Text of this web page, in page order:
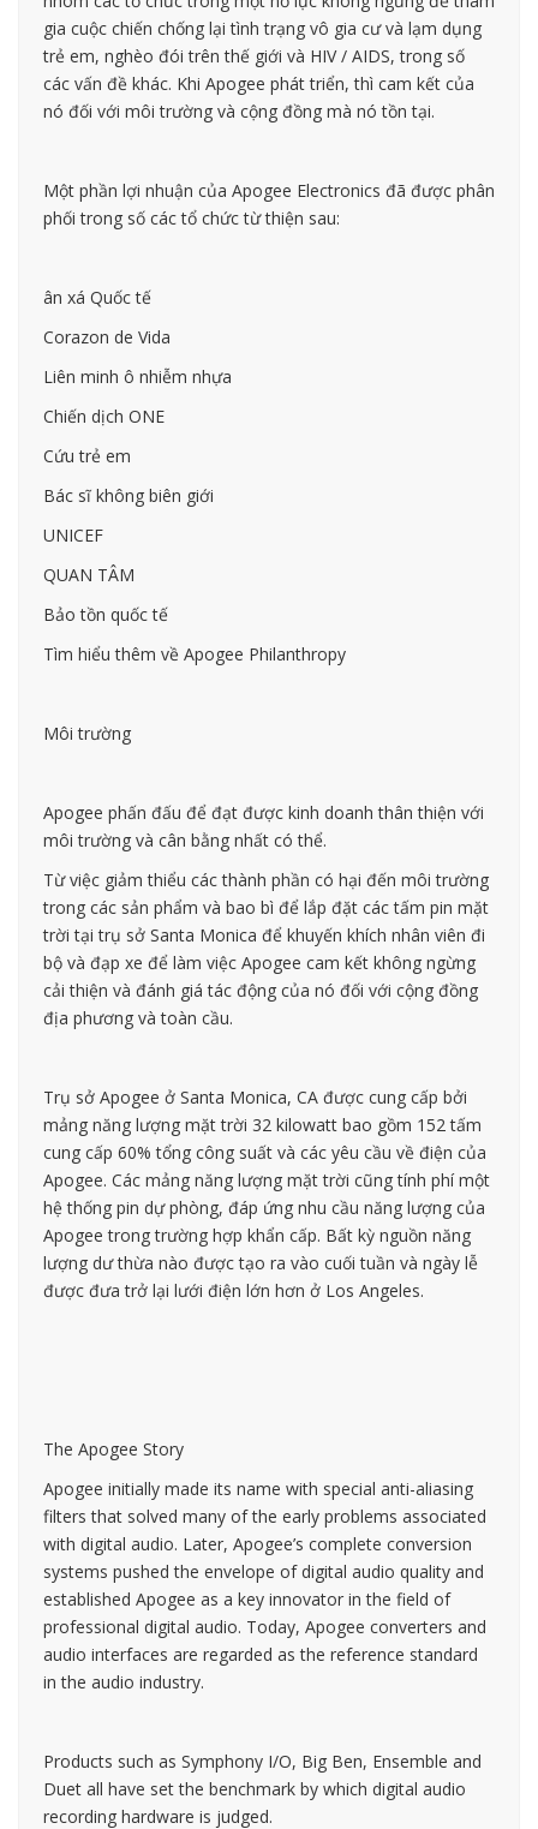
gia cuộc chiến chống lại tình trạng vô gia cư và lạm dụng
trẻ em, nghèo đói trên thế giới và HIV / AIDS, trong số
các vấn đề khác. Khi Apogee phát triển, thì cam kết của
nó đối với môi trường và cộng đồng mà nó tồn tại.
Một phần lợi nhuận của Apogee Electronics đã được phân
phối trong số các tổ chức từ thiện sau:
ân xá Quốc tế
Corazon de Vida
Liên minh ô nhiễm nhựa
Chiến dịch ONE
Cứu trẻ em
Bác sĩ không biên giới
UNICEF
QUAN TÂM
Bảo tồn quốc tế
Tìm hiểu thêm về Apogee Philanthropy
Môi trường
Apogee phấn đấu để đạt được kinh doanh thân thiện với
môi trường và cân bằng nhất có thể.
Từ việc giảm thiểu các thành phần có hại đến môi trường
trong các sản phẩm và bao bì để lắp đặt các tấm pin mặt
trời tại trụ sở Santa Monica để khuyến khích nhân viên đi
bộ và đạp xe để làm việc Apogee cam kết không ngừng
cải thiện và đánh giá tác động của nó đối với cộng đồng
địa phương và toàn cầu.
Trụ sở Apogee ở Santa Monica, CA được cung cấp bởi
mảng năng lượng mặt trời 32 kilowatt bao gồm 152 tấm
cung cấp 60% tổng công suất và các yêu cầu về điện của
Apogee. Các mảng năng lượng mặt trời cũng tính phí một
hệ thống pin dự phòng, đáp ứng nhu cầu năng lượng của
Apogee trong trường hợp khẩn cấp. Bất kỳ nguồn năng
lượng dư thừa nào được tạo ra vào cuối tuần và ngày lễ
được đưa trở lại lưới điện lớn hơn ở Los Angeles.
The Apogee Story
Apogee initially made its name with special anti-aliasing
filters that solved many of the early problems associated
with digital audio. Later, Apogee’s complete conversion
systems pushed the envelope of digital audio quality and
established Apogee as a key innovator in the field of
professional digital audio. Today, Apogee converters and
audio interfaces are regarded as the reference standard
in the audio industry.
Products such as Symphony I/O, Big Ben, Ensemble and
Duet all have set the benchmark by which digital audio
recording hardware is judged.